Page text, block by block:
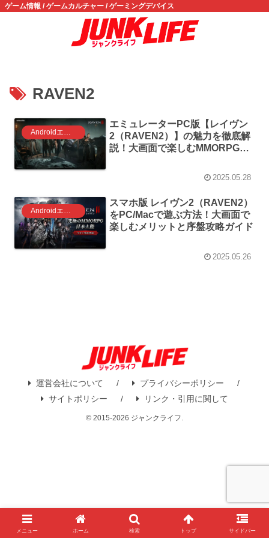
ゲーム情報 / ゲームカルチャー / ゲーミングデバイス
RAVEN2
Androidエミュレータ ゲーム
エミュレーターPC版【レイヴン
2（RAVEN2）】の魅力を徹底解
説！大画面で楽しむMMORPG体
2025.05.28
Androidエミュレータ ゲーム
スマホ版 レイヴン2（RAVEN2）
をPC/Macで遊ぶ方法！大画面で
楽しむメリットと序盤攻略ガイド
2025.05.26
運営会社について
プライバシーポリシー
サイトポリシー
リンク・引用に関して
© 2015-2026 ジャンクライフ.
メニュー ホーム 検索 トップ サイドバー